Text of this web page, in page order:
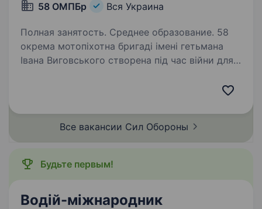
58 ОМПБр
Вся Украина
Полная занятость. Среднее образование. 58
окрема мотопіхотна бригаді імені гетьмана
Івана Виговського створена під час війни для
лютого…
Все вакансии Сил Обороны
Будьте первым!
Водій-міжнародник